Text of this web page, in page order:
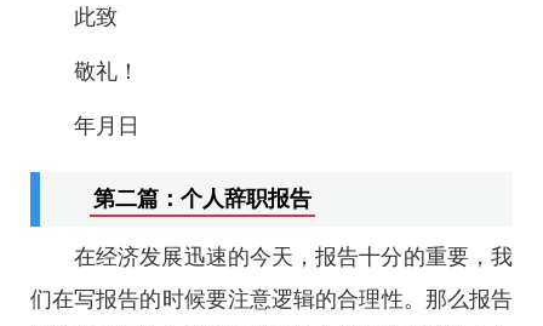
此致
敬礼！
年月日
第二篇：个人辞职报告
在经济发展迅速的今天，报告十分的重要，我
们在写报告的时候要注意逻辑的合理性。那么报告